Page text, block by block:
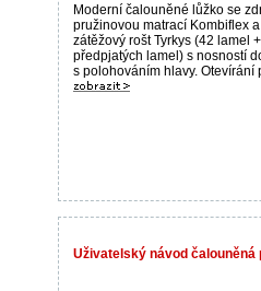
Moderní čalouněné lůžko se
pružinovou matrací Kombiflex
zátěžový rošt Tyrkys (42 lamel
předpjatých lamel) s nosností
s polohováním hlavy. Otevírání
Uživatelský návod čalouněná